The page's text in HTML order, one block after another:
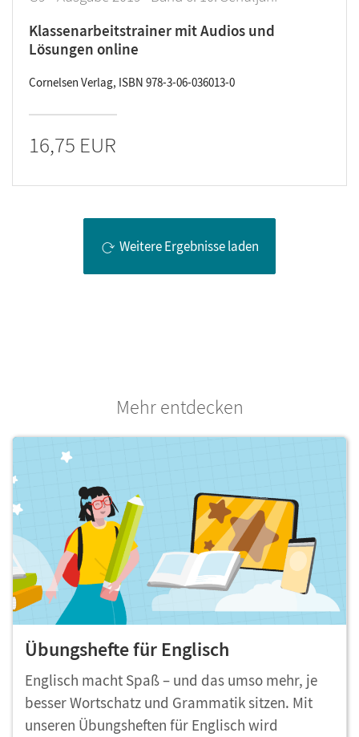
Klassenarbeitstrainer mit Audios und
Lösungen online
Cornelsen Verlag, ISBN 978-3-06-036013-0
16,75 EUR
Weitere Ergebnisse laden
Mehr entdecken
Übungshefte für Englisch
Englisch macht Spaß – und das umso mehr, je
besser Wortschatz und Grammatik sitzen. Mit
unseren Übungsheften für Englisch wird